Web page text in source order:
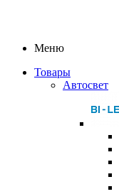
Меню
Товары
Автосвет